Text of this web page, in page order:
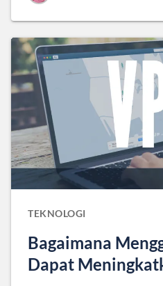
TEKNOLOGI
Bagaimana
Dapat